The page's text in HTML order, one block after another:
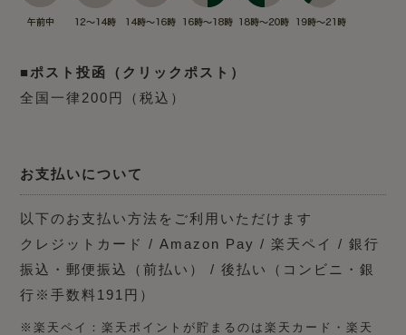
■ポスト投函（クリックポスト）
全国一律200円（税込）
お支払いについて
以下のお支払い方法をご利用いただけます
クレジットカード / Amazon Pay / 楽天ペイ / 銀行
振込・郵便振込（前払い） / 後払い（コンビニ・銀
行※手数料191円）
※楽天ペイ：楽天ポイントが貯まるのは楽天カード・楽天